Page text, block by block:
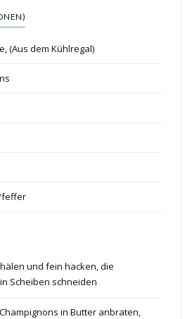
(Aus dem Kühlregal)
und fein hacken, die
Scheiben schneiden
in Butter anbraten,